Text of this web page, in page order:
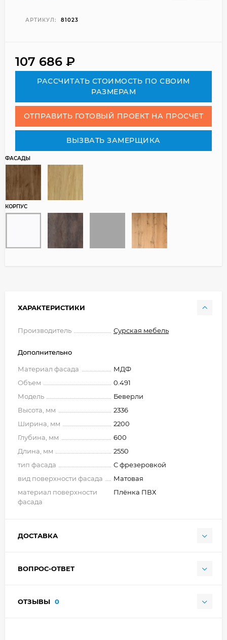
АРТИКУЛ: 81023
107 686 ₽
РАСCЧИТАТЬ СТОИМОСТЬ ПО СВОИМ
РАЗМЕРАМ
ОТПРАВИТЬ ГОТОВЫЙ ПРОЕКТ НА ПРОСЧЕТ
ВЫЗВАТЬ ЗАМЕРЩИКА
ФАСАДЫ
КОРПУС
ХАРАКТЕРИСТИКИ
Производитель Сурская мебель
Дополнительно
Материал фасада
МДФ
Объем
0.491
Модель
Беверли
Высота, мм
2336
Ширина, мм
2200
Глубина, мм
600
Длина, мм
2550
тип фасада
С фрезеровкой
вид поверхности фасада
Матовая
материал поверхности
фасада
Плёнка ПВХ
ДОСТАВКА
ВОПРОС-ОТВЕТ
ОТЗЫВЫ 0